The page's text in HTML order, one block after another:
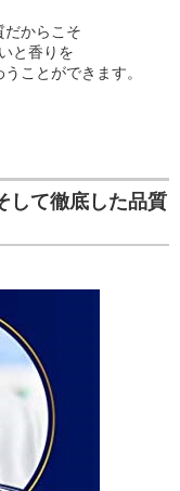
だからこそ
と香りを
ことができます。
して徹底した品質